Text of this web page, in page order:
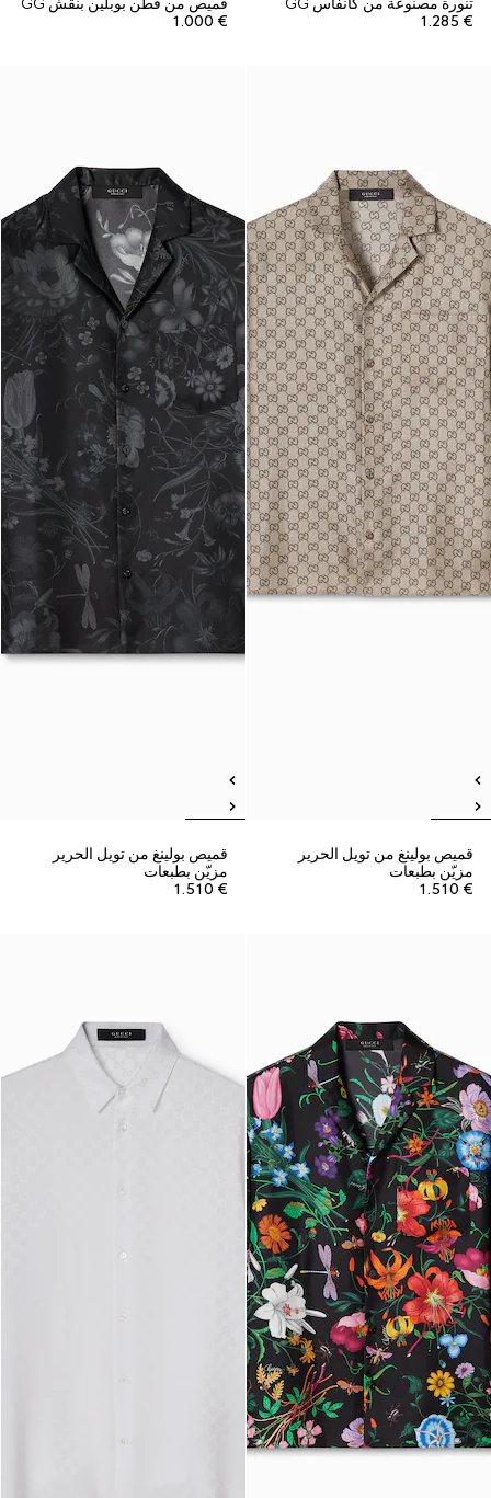
تنورة مصنوعة من كانفاس GG
€ 1.285
قميص من قطن بوبلين بنقش GG
€ 1.000
قميص بولينغ من تويل الحرير
مزيّن بطبعات
€ 1.510
قميص بولينغ من تويل الحرير
مزيّن بطبعات
€ 1.510